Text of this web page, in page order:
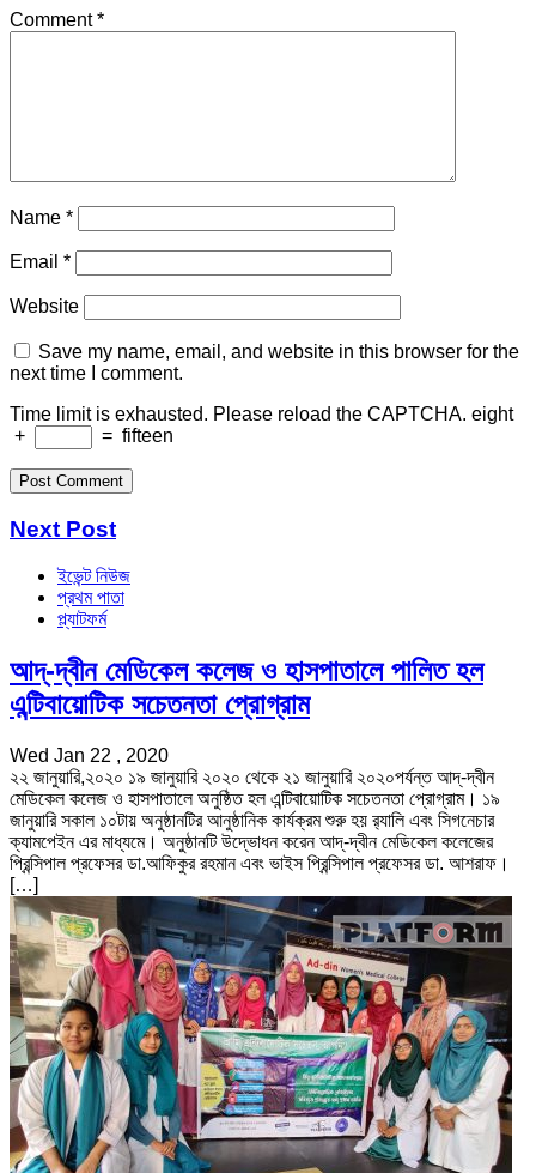
Comment*
Name *
Email *
Website
Save my name, email, and website in this browser for the
next time I comment.
Time limit is exhausted. Please reload the CAPTCHA. eight
+
= fifteen
Next Post
ইভেন্ট নিউজ
প্রথম পাতা
প্ল্যাটফর্ম
আদ্-দ্বীন মেডিকেল কলেজ ও হাসপাতালে পালিত হল
এন্টিবায়োটিক সচেতনতা প্রোগ্রাম
Wed Jan 22 , 2020
২২ জানুয়ারি,২০২০ ১৯ জানুয়ারি ২০২০ থেকে ২১ জানুয়ারি ২০২০পর্যন্ত আদ্-দ্বীন
মেডিকেল কলেজ ও হাসপাতালে অনুষ্ঠিত হল এন্টিবায়োটিক সচেতনতা প্রোগ্রাম। ১৯
জানুয়ারি সকাল ১০টায় অনুষ্ঠানটির আনুষ্ঠানিক কার্যক্রম শুরু হয় র‍্যালি এবং সিগনেচার
ক্যামপেইন এর মাধ্যমে। অনুষ্ঠানটি উদ্ভোধন করেন আদ্-দ্বীন মেডিকেল কলেজের
প্রিন্সিপাল প্রফেসর ডা.আফিকুর রহমান এবং ভাইস প্রিন্সিপাল প্রফেসর ডা. আশরাফ।
[…]